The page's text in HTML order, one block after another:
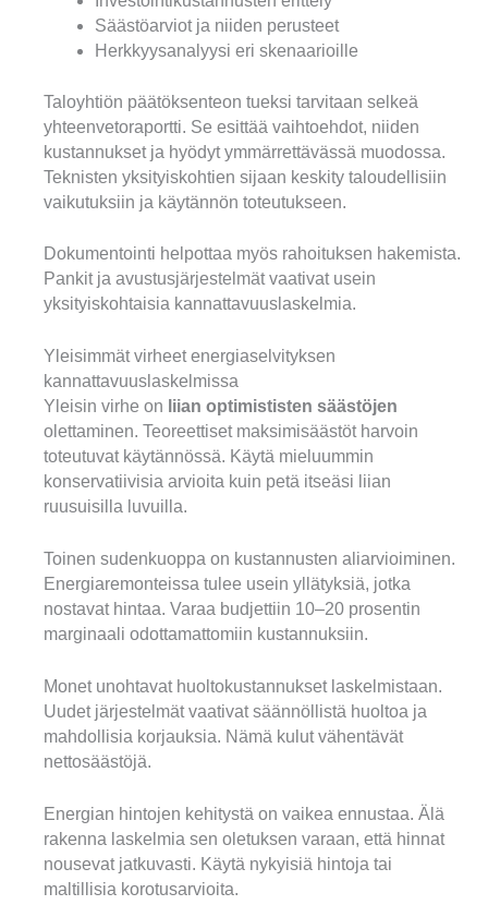
Säästöarviot ja niiden perusteet
Herkkyysanalyysi eri skenaarioille
Taloyhtiön päätöksenteon tueksi tarvitaan selkeä
yhteenvetoraportti. Se esittää vaihtoehdot, niiden
kustannukset ja hyödyt ymmärrettävässä muodossa.
Teknisten yksityiskohtien sijaan keskity taloudellisiin
vaikutuksiin ja käytännön toteutukseen.
Dokumentointi helpottaa myös rahoituksen hakemista.
Pankit ja avustusjärjestelmät vaativat usein
yksityiskohtaisia kannattavuuslaskelmia.
Yleisimmät virheet energiaselvityksen
kannattavuuslaskelmissa
Yleisin virhe on liian optimististen säästöjen
olettaminen. Teoreettiset maksimisäästöt harvoin
toteutuvat käytännössä. Käytä mieluummin
konservatiivisia arvioita kuin petä itseäsi liian
ruusuisilla luvuilla.
Toinen sudenkuoppa on kustannusten aliarvioiminen.
Energiaremonteissa tulee usein yllätyksiä, jotka
nostavat hintaa. Varaa budjettiin 10–20 prosentin
marginaali odottamattomiin kustannuksiin.
Monet unohtavat huoltokustannukset laskelmistaan.
Uudet järjestelmät vaativat säännöllistä huoltoa ja
mahdollisia korjauksia. Nämä kulut vähentävät
nettosäästöjä.
Energian hintojen kehitystä on vaikea ennustaa. Älä
rakenna laskelmia sen oletuksen varaan, että hinnat
nousevat jatkuvasti. Käytä nykyisiä hintoja tai
maltillisia korotusarvioita.